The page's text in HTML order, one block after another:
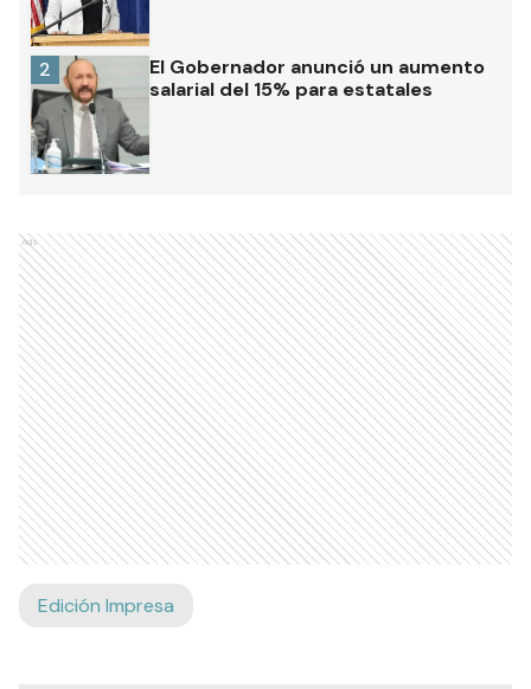
El Gobernador anunció un aumento
salarial del 15% para estatales
2
Ads
Edición Impresa